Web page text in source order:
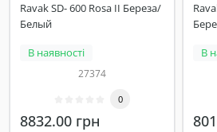
Ravak SD- 600 Rosa II Береза/
Белый
В наявності
27374
0
8832.00 грн
В